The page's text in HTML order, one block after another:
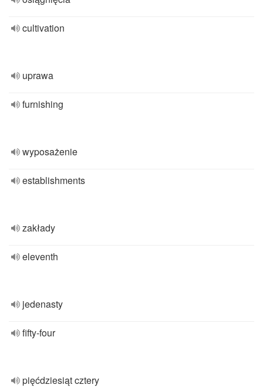
cultivation
uprawa
furnishing
wyposażenie
establishments
zakłady
eleventh
jedenasty
fifty-four
pięćdziesiąt cztery